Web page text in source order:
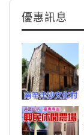
優惠訊息